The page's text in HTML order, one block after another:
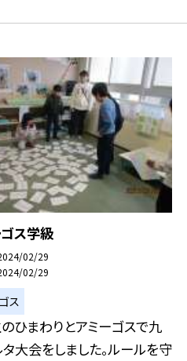
ス学級
02/29
02/29
ス
ひまわりとアミーゴスで九
大会をしました。ルールを守